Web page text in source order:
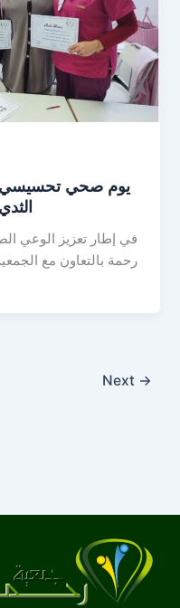
يوم صحي تحسيسي
رحمة بالتعاون مع
Next →